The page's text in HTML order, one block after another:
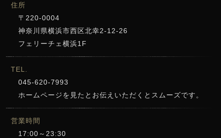
住所
〒220-0004
神奈川県横浜市西区北幸2-12-26
フェリーチェ横浜1F
TEL.
045-620-7993
ホームページを見たとお伝えいただくとスムーズです。
営業時間
17:00～23:30